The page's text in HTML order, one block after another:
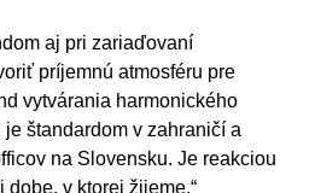
aj pri zariaďovaní
príjemnú atmosféru pre
vytvárania harmonického
štandardom v zahraničí a
na Slovensku. Je reakciou
v ktorej žijeme,“